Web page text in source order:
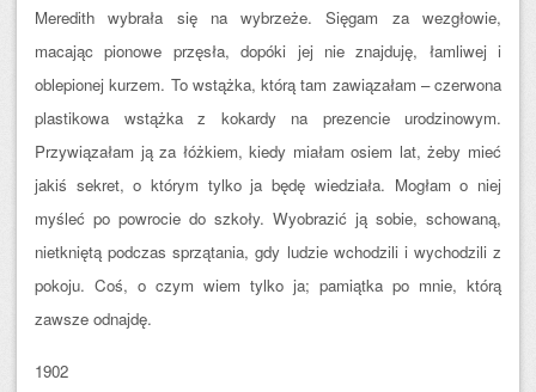
Meredith wybrała się na wybrzeże. Sięgam za wezgłowie,
macając pionowe przęsła, dopóki jej nie znajduję, łamliwej i
oblepionej kurzem. To wstążka, którą tam zawiązałam – czerwona
plastikowa wstążka z kokardy na prezencie urodzinowym.
Przywiązałam ją za łóżkiem, kiedy miałam osiem lat, żeby mieć
jakiś sekret, o którym tylko ja będę wiedziała. Mogłam o niej
myśleć po powrocie do szkoły. Wyobrazić ją sobie, schowaną,
nietkniętą podczas sprzątania, gdy ludzie wchodzili i wychodzili z
pokoju. Coś, o czym wiem tylko ja; pamiątka po mnie, którą
zawsze odnajdę.
1902